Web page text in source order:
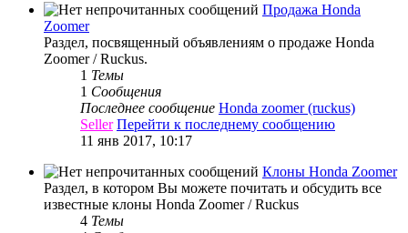
Продажа Honda
Zoomer
Раздел, посвященный объявлениям о продаже Honda
Zoomer / Ruckus.
1 Темы
1 Сообщения
Последнее сообщение Honda zoomer (ruckus)
Seller Перейти к последнему сообщению
11 янв 2017, 10:17
Клоны Honda Zoomer
Раздел, в котором Вы можете почитать и обсудить все
известные клоны Honda Zoomer / Ruckus
4 Темы